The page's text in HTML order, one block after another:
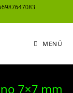
MENÚ
7×7 mm